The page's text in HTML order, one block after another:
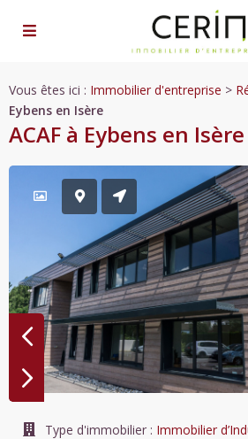
Vous êtes ici : Immobilier d'entreprise >
Eybens en Isère
ACAF à Eybens en Isère
Previous
Previous
Type d'immobilier : Immobilier